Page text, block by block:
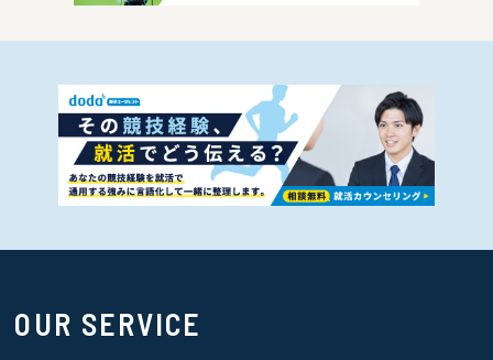
OUR SERVICE